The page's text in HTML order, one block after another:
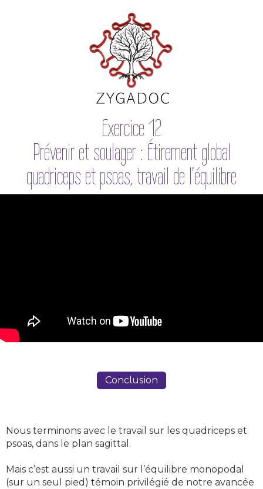
Exercice 12
Prévenir et soulager : Étirement global
quadriceps et psoas, travail de l'équilibre
Conclusion
Nous terminons avec le travail sur les quadriceps et
psoas, dans le plan sagittal.
Mais c’est aussi un travail sur l’équilibre monopodal
(sur un seul pied) témoin privilégié de notre avancée